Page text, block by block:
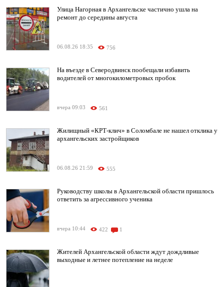
Улица Нагорная в Архангельске частично ушла на
ремонт до середины августа
06.08.26 18:35 756
На въезде в Северодвинск пообещали избавить
водителей от многокилометровых пробок
вчера 09:03 561
Жилищный «КРТ-клич» в Соломбале не нашел отклика у
архангельских застройщиков
06.08.26 21:59 555
Руководству школы в Архангельской области пришлось
ответить за агрессивного ученика
вчера 10:44 422 1
Жителей Архангельской области ждут дождливые
выходные и летнее потепление на неделе